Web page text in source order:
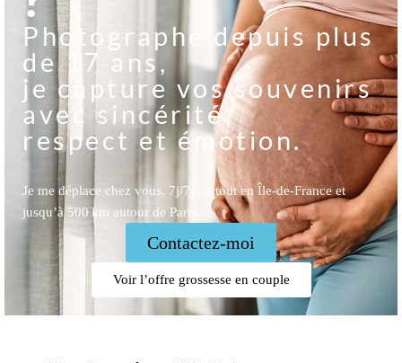
Photographe depuis plus
de 17 ans,
je capture vos souvenirs
avec sincérité
respect et émotion.
Je me déplace chez vous, 7j/7, partout en Île-de-France et
jusqu’à 500 km autour de Paris.
Contactez-moi
Voir l’offre grossesse en couple